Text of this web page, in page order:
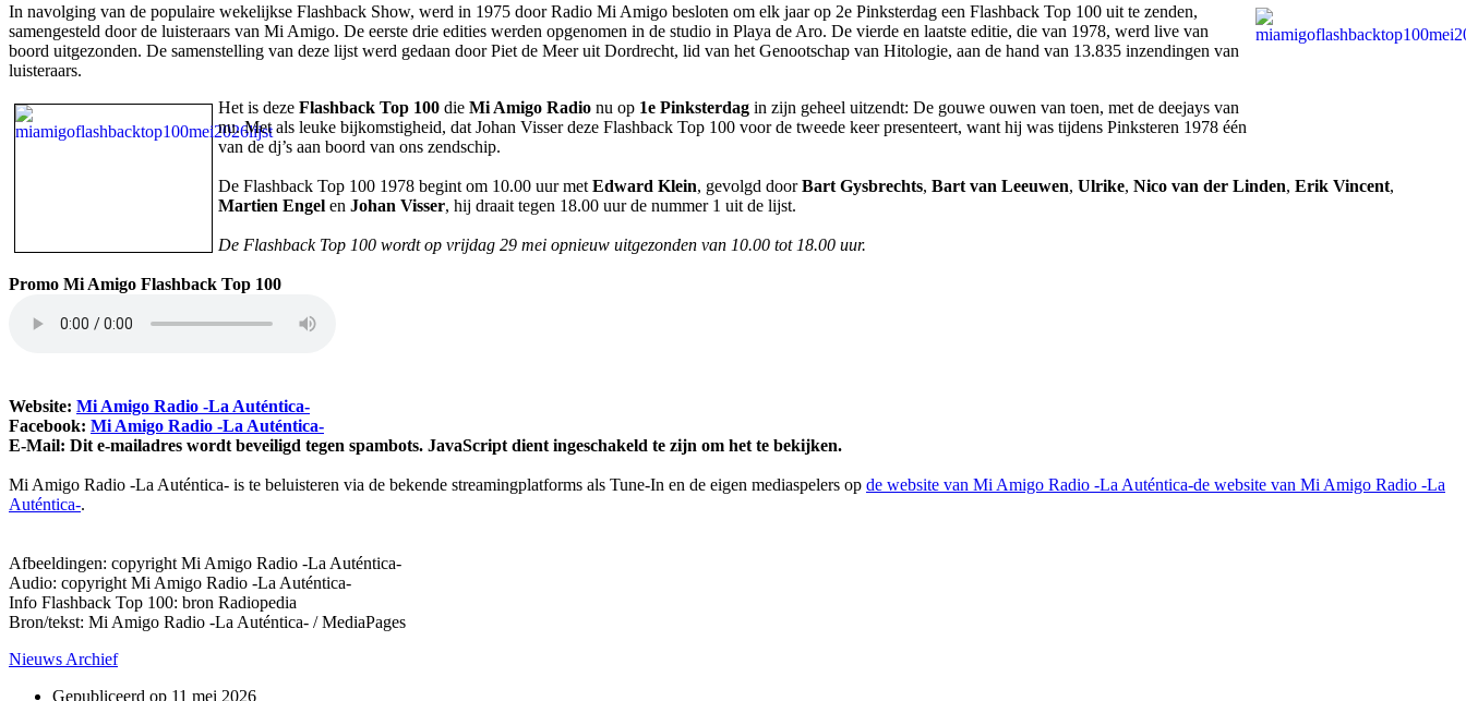
In navolging van de populaire wekelijkse Flashback Show, werd in 1975 door Radio Mi Amigo besloten om elk jaar op 2e Pinksterdag een Flashback Top 100 uit te zenden,
samengesteld door de luisteraars van Mi Amigo. De eerste drie edities werden opgenomen in de studio in Playa de Aro. De vierde en laatste editie, die van 1978, werd live van
boord uitgezonden. De samenstelling van deze lijst werd gedaan door Piet de Meer uit Dordrecht, lid van het Genootschap van Hitologie, aan de hand van 13.835 inzendingen van
luisteraars.
Het is deze Flashback Top 100 die Mi Amigo Radio nu op 1e Pinksterdag in zijn geheel uitzendt: De gouwe ouwen van toen, met de deejays van
nu. Met als leuke bijkomstigheid, dat Johan Visser deze Flashback Top 100 voor de tweede keer presenteert, want hij was tijdens Pinksteren 1978 één
van de dj’s aan boord van ons zendschip.
De Flashback Top 100 1978 begint om 10.00 uur met Edward Klein, gevolgd doorBart Gysbrechts, Bart van Leeuwen, Ulrike, Nico van der Linden, Erik Vincent,
Martien Engel en Johan Visser, hij draait tegen 18.00 uur de nummer 1 uit de lijst.
De Flashback Top 100 wordt op vrijdag 29 mei opnieuw uitgezonden van 10.00 tot 18.00 uur.
Promo Mi Amigo Flashback Top 100
Website: Mi Amigo Radio -La Auténtica-
Facebook: Mi Amigo Radio -La Auténtica-
E-Mail: Dit e-mailadres wordt beveiligd tegen spambots. JavaScript dient ingeschakeld te zijn om het te bekijken.
Mi Amigo Radio -La Auténtica- is te beluisteren via de bekende streamingplatforms als Tune-In en de eigen mediaspelers op de website van Mi Amigo Radio -La Auténtica-de website van Mi Amigo Radio -La
Auténtica-.
Afbeeldingen: copyright Mi Amigo Radio -La Auténtica-
Audio: copyright Mi Amigo Radio -La Auténtica-
Info Flashback Top 100: bron Radiopedia
Bron/tekst: Mi Amigo Radio -La Auténtica- / MediaPages
Nieuws Archief
Gepubliceerd op 11 mei 2026